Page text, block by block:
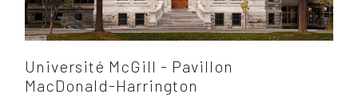
Université McGill - Pavillon
MacDonald-Harrington